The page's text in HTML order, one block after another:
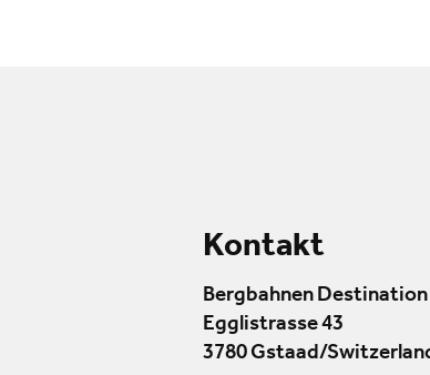
Kontakt
Bergbahnen Destination
Egglistrasse 43
3780 Gstaad/